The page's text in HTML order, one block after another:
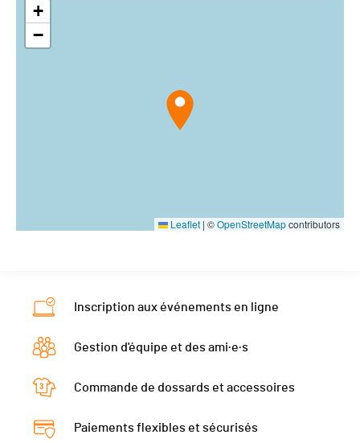
+
−
Leaflet | ©OpenStreetMapcontributors
Inscription aux événements en ligne
Gestion d'équipe et des ami·e·s
Commande de dossards et accessoires
Paiements flexibles et sécurisés